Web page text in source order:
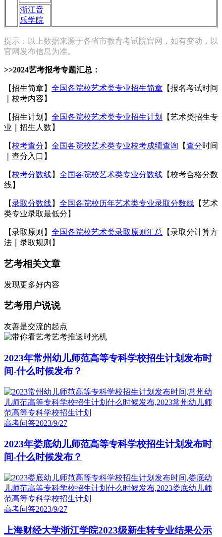
浙江音
乐学院
提示：以上数据来源于各省市教育考试院官网，如有变动，以
官网发布信息为准。
>>2024艺考报考专题汇总：
【招生简章】 全国各院校艺术类专业招生简章 【报名考试时间
｜校考内容】
【招生计划】 全国各院校艺术类专业招生计划
【艺术类招生专
业｜招生人数】
【校考查分 】 全国各院校艺术类专业校考成绩查询 【查分时间
｜查分入口】
【校考分数线】 全国各院校艺术类专业分数线 【校考合格分数
线】
【录取分数线】 全国各院校历年艺术类专业录取分数线 【艺术
类专业录取最低分】
【录取原则】 全国各院校艺术类录取原则汇总
【录取分计算方
法｜录取规则】
艺考相关文章
发现更多好内容
艺考用户说说
友善是交流的起点
艺考推送时光机
2023年常州幼儿师范高等专科学校招生计划发布时
间-什么时候发布？
高考问答2023/9/27
2023年娄底幼儿师范高等专科学校招生计划发布时
间-什么时候发布？
高考问答2023/9/27
上海财经大学浙江学院2023级新生转专业结果公示